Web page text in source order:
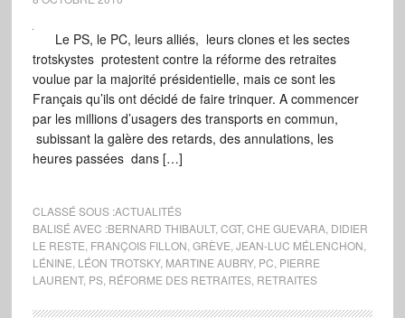
Le PS, le PC, leurs alliés, leurs clones et les sectes
trotskystes protestent contre la réforme des retraites
voulue par la majorité présidentielle, mais ce sont les
Français qu’ils ont décidé de faire trinquer. A commencer
par les millions d’usagers des transports en commun,
subissant la galère des retards, des annulations, les
heures passées dans […]
CLASSÉ SOUS :ACTUALITÉS
BALISÉ AVEC :BERNARD THIBAULT, CGT, CHE GUEVARA, DIDIER
LE RESTE FRANÇOIS FILLON GRÈVE JEAN-LUC MÉLENCHON
LÉNINE LÉON TROTSKY, MARTINE AUBRY, PC PIERRE
LAURENT, PS, RÉFORME DES RETRAITES, RETRAITES